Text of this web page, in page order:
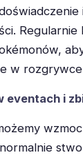
Regularnie
w
eventach i